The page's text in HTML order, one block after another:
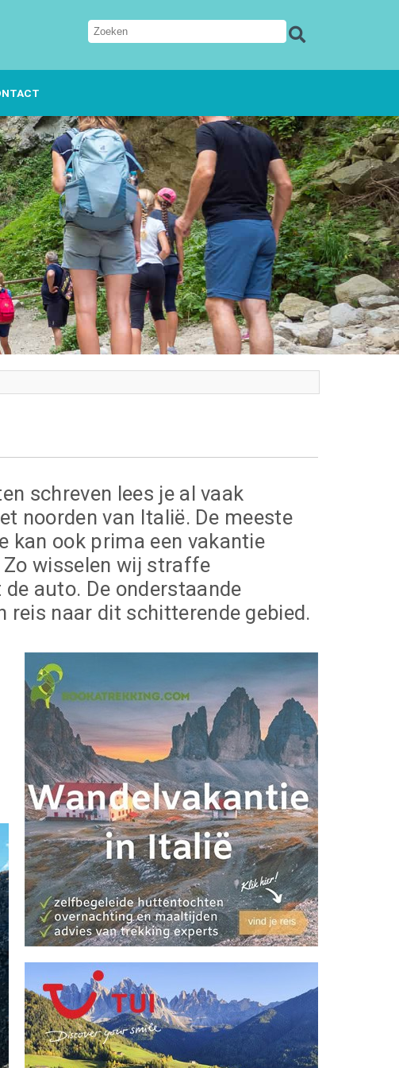
schreven lees je al vaak
noorden van Italië. De meeste
kan ook prima een vakantie
Zo wisselen wij straffe
auto. De onderstaande
naar dit schitterende gebied.